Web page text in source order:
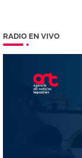
RADIO EN VIVO